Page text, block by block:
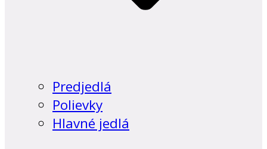
Predjedlá
Polievky
Hlavné jedlá